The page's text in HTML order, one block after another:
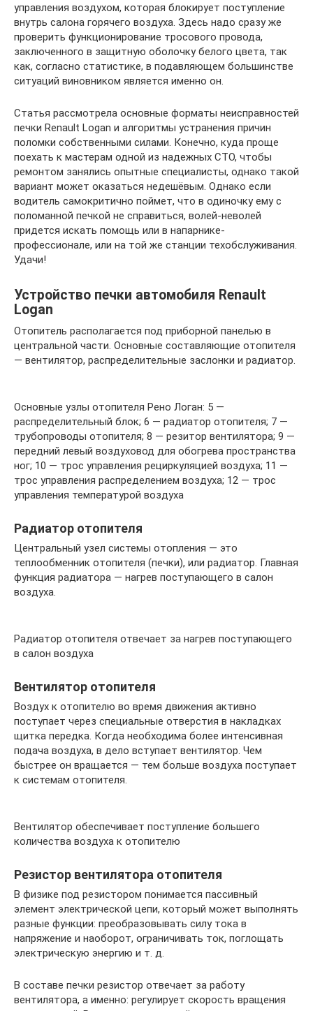
управления воздухом, которая блокирует поступление
внутрь салона горячего воздуха. Здесь надо сразу же
проверить функционирование тросового провода,
заключенного в защитную оболочку белого цвета, так
как, согласно статистике, в подавляющем большинстве
ситуаций виновником является именно он.
Статья рассмотрела основные форматы неисправностей
печки Renault Logan и алгоритмы устранения причин
поломки собственными силами. Конечно, куда проще
поехать к мастерам одной из надежных СТО, чтобы
ремонтом занялись опытные специалисты, однако такой
вариант может оказаться недешёвым. Однако если
водитель самокритично поймет, что в одиночку ему с
поломанной печкой не справиться, волей-неволей
придется искать помощь или в напарнике-
профессионале, или на той же станции техобслуживания.
Удачи!
Устройство печки автомобиля Renault
Logan
Отопитель располагается под приборной панелью в
центральной части. Основные составляющие отопителя
— вентилятор, распределительные заслонки и радиатор.
Основные узлы отопителя Рено Логан: 5 —
распределительный блок; 6 — радиатор отопителя; 7 —
трубопроводы отопителя; 8 — резитор вентилятора; 9 —
передний левый воздуховод для обогрева пространства
ног; 10 — трос управления рециркуляцией воздуха; 11 —
трос управления распределением воздуха; 12 — трос
управления температурой воздуха
Радиатор отопителя
Центральный узел системы отопления — это
теплообменник отопителя (печки), или радиатор. Главная
функция радиатора — нагрев поступающего в салон
воздуха.
Радиатор отопителя отвечает за нагрев поступающего
в салон воздуха
Вентилятор отопителя
Воздух к отопителю во время движения активно
поступает через специальные отверстия в накладках
щитка передка. Когда необходима более интенсивная
подача воздуха, в дело вступает вентилятор. Чем
быстрее он вращается — тем больше воздуха поступает
к системам отопителя.
Вентилятор обеспечивает поступление большего
количества воздуха к отопителю
Резистор вентилятора отопителя
В физике под резистором понимается пассивный
элемент электрической цепи, который может выполнять
разные функции: преобразовывать силу тока в
напряжение и наоборот, ограничивать ток, поглощать
электрическую энергию и т. д.
В составе печки резистор отвечает за работу
вентилятора, а именно: регулирует скорость вращения